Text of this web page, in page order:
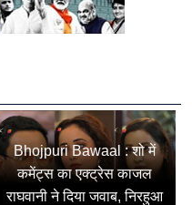
Bhojpuri Bawaal : शो में
कमेंट्स का एक्ट्रेस काजल
राघवानी ने दिया जवाब, निरहुआ